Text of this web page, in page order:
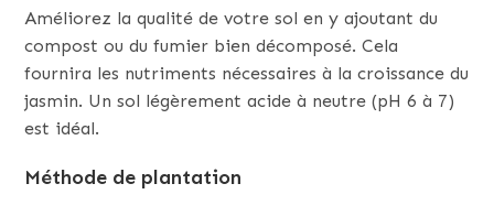
Améliorez la qualité de votre sol en y ajoutant du
compost ou du fumier bien décomposé. Cela
fournira les nutriments nécessaires à la croissance du
jasmin. Un sol légèrement acide à neutre (pH 6 à 7)
est idéal.
Méthode de plantation